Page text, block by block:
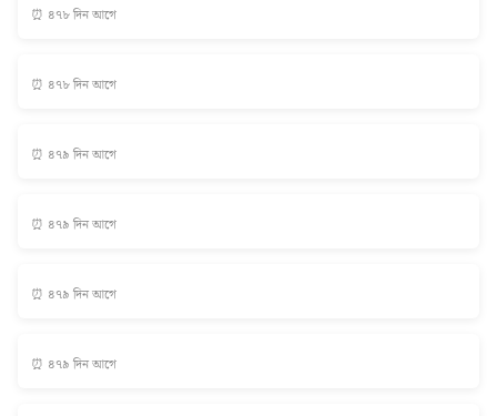
⏰ ৪৭৮ দিন আগে
⏰ ৪৭৮ দিন আগে
⏰ ৪৭৯ দিন আগে
⏰ ৪৭৯ দিন আগে
⏰ ৪৭৯ দিন আগে
⏰ ৪৭৯ দিন আগে